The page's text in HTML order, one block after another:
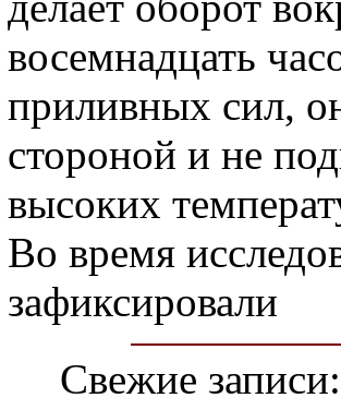
восемнадцать
приливных сил,
стороной и не
высоких
Во время
зафиксировали
Свежие записи: